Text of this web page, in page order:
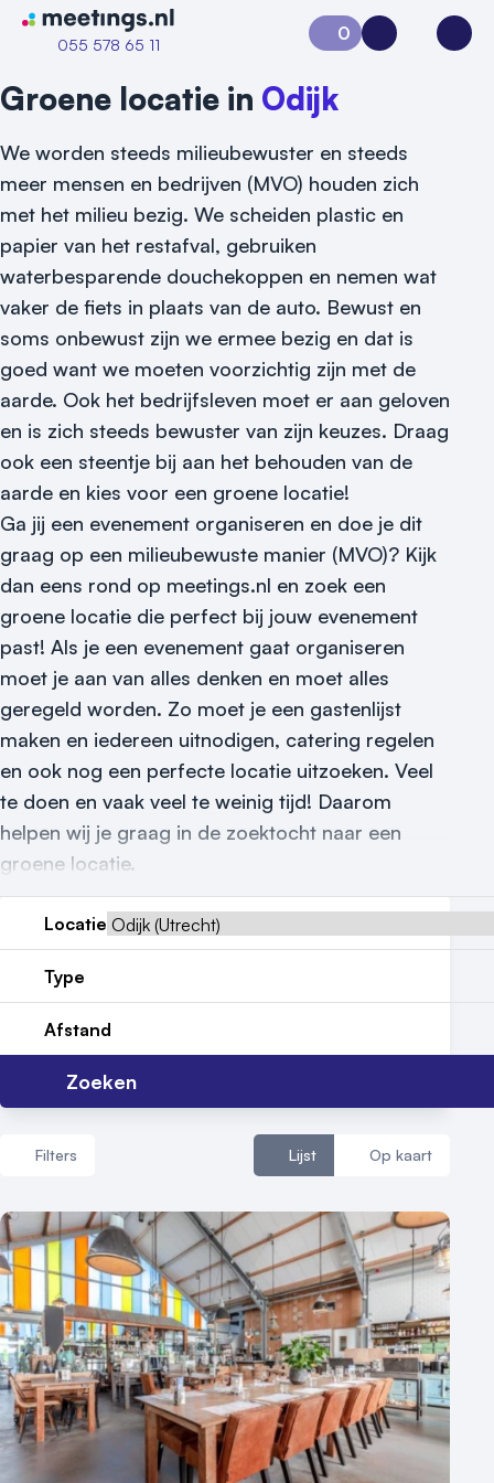
Naar home van Meetings
055 578 65 11
Vraag locatie aan
Locatiegids
Meld locatie aan
Nieuws
Reviews (5⭐️)
Contact
0
Aanvraag 0Inloggen
Groene locatie in Odijk
We worden steeds milieubewuster en steeds
meer mensen en bedrijven (MVO) houden zich
met het milieu bezig. We scheiden plastic en
papier van het restafval, gebruiken
waterbesparende douchekoppen en nemen wat
vaker de fiets in plaats van de auto. Bewust en
soms onbewust zijn we ermee bezig en dat is
goed want we moeten voorzichtig zijn met de
aarde. Ook het bedrijfsleven moet er aan geloven
en is zich steeds bewuster van zijn keuzes. Draag
ook een steentje bij aan het behouden van de
aarde en kies voor een groene locatie!
Ga jij een evenement organiseren en doe je dit
graag op een milieubewuste manier (MVO)? Kijk
dan eens rond op meetings.nl en zoek een
groene locatie die perfect bij jouw evenement
past! Als je een evenement gaat organiseren
moet je aan van alles denken en moet alles
geregeld worden. Zo moet je een gastenlijst
maken en iedereen uitnodigen, catering regelen
en ook nog een perfecte locatie uitzoeken. Veel
te doen en vaak veel te weinig tijd! Daarom
helpen wij je graag in de zoektocht naar een
groene locatie.
Locatie
Type
Afstand
Zoeken
Filters Lijst Op kaart
Aantal zalen
1 - 5 zalen
6 - 10 zalen
10 of meer zalen
Aantal personen
1 - 50 personen
50 - 100 personen